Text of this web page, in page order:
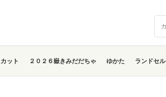
ット ２０２６嶽きみだだちゃ ゆかた ランドセル